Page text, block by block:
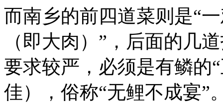
而南乡的前四道菜则是“
（即大肉）”，后面的几
要求较严，必须是有鳞的
佳），俗称“无鲤不成宴”